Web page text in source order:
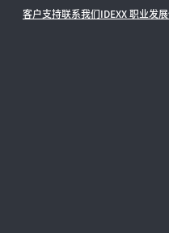
客户支持联系我们IDEXX 职业发展